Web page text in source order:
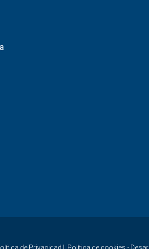
de Privacidad Política de cookies ⋅